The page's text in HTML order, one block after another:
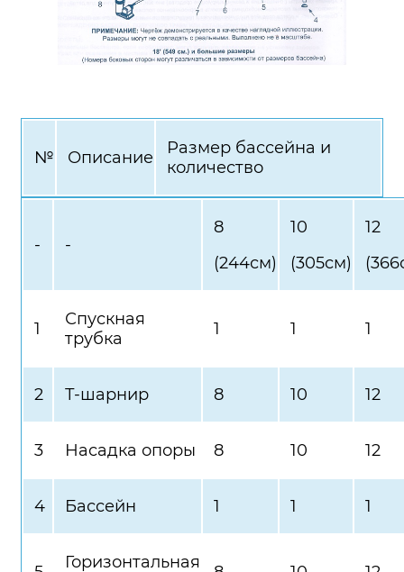
№ Описание
Размер бассейна и
количество
- -
8
(244см)
10
(305см)
12
1
Спускная
трубка
1 1 1
2 Т-шарнир 8 10 12
3 Насадка опоры 8 10 12
4 Бассейн 1 1 1
Горизонтальная